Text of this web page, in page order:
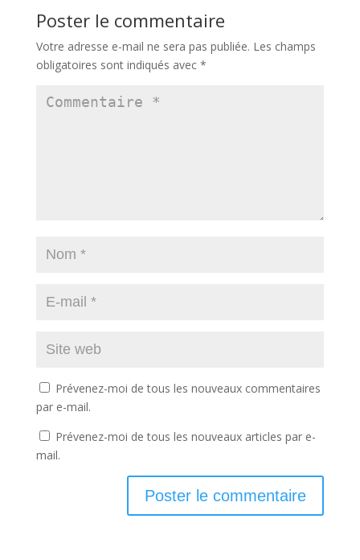
Poster le commentaire
Votre adresse e-mail ne sera pas publiée. Les champs
obligatoires sont indiqués avec *
Prévenez-moi de tous les nouveaux commentaires
par e-mail.
Prévenez-moi de tous les nouveaux articles par e-
mail.